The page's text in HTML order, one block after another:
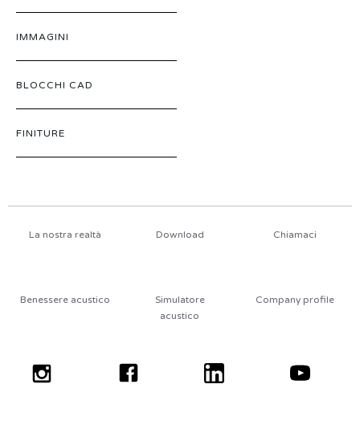
IMMAGINI
BLOCCHI CAD
FINITURE
La nostra realtà Download Chiamaci
Benessere acustico
Simulatore
acustico
Company profile